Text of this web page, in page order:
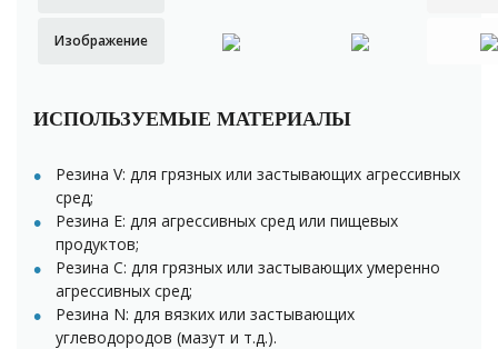
Изображение
ИСПОЛЬЗУЕМЫЕ МАТЕРИАЛЫ
Резина V: для грязных или застывающих агрессивных
сред;
Резина Е: для агрессивных сред или пищевых
продуктов;
Резина C: для грязных или застывающих умеренно
агрессивных сред;
Резина N: для вязких или застывающих
углеводородов (мазут и т.д.).